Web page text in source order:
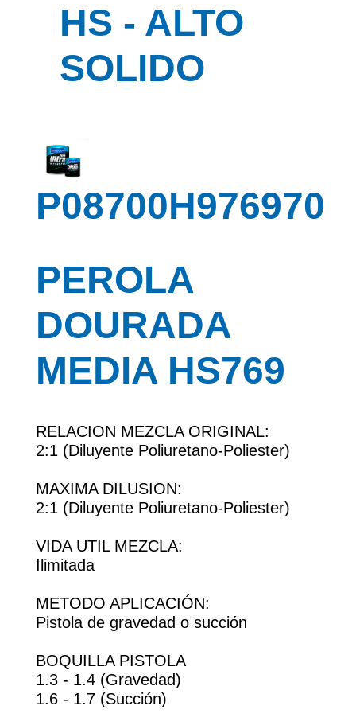
HS - ALTO
SOLIDO
P08700H976970
PEROLA
DOURADA
MEDIA HS769
RELACION MEZCLA ORIGINAL:
2:1 (Diluyente Poliuretano-Poliester)
MAXIMA DILUSION:
2:1 (Diluyente Poliuretano-Poliester)
VIDA UTIL MEZCLA:
Ilimitada
METODO APLICACIÓN:
Pistola de gravedad o succión
BOQUILLA PISTOLA
1.3 - 1.4 (Gravedad)
1.6 - 1.7 (Succión)